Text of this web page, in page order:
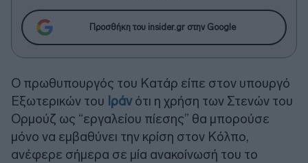
Προσθήκη του insider.gr στην Google
Ο πρωθυπουργός του Κατάρ είπε στον υπουργό
Εξωτερικών του Ιράνότι η χρήση των Στενών του
Ορμούζ ως “εργαλείου πίεσης” θα μπορούσε
μόνο να εμβαθύνει την κρίση στον Κόλπο,
ανέφερε σήμερα σε μία ανακοίνωσή του το